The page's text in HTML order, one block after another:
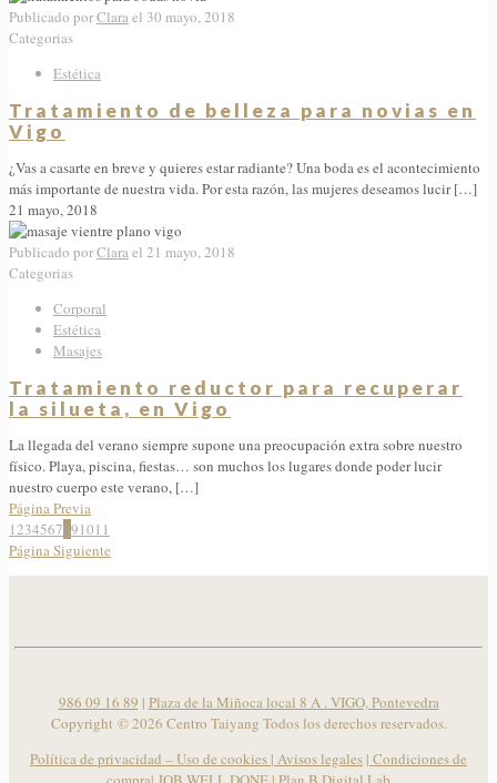
Publicado porClara el 30 mayo, 2018
Categorias
Estética
Tratamiento de belleza para novias en
Vigo
¿Vas a casarte en breve y quieres estar radiante? Una boda es el acontecimiento
más importante de nuestra vida. Por esta razón, las mujeres deseamos lucir[…]
21 mayo, 2018
Publicado porClarael 21 mayo, 2018
Categorias
Corporal
Estética
Masajes
Tratamiento reductor para recuperar
la silueta, en Vigo
La llegada del verano siempre supone una preocupación extra sobre nuestro
físico. Playa, piscina, fiestas… son muchos los lugares donde poder lucir
nuestro cuerpo este verano, […]
Página Previa
1234567891011
Página Siguiente
986 09 16 89 | Plaza de la Miñoca local 8 A . VIGO, Pontevedra
Copyright ©2026 Centro Taiyang Todos los derechos reservados.
Política de privacidad – Uso de cookies | Avisos legales | Condiciones de